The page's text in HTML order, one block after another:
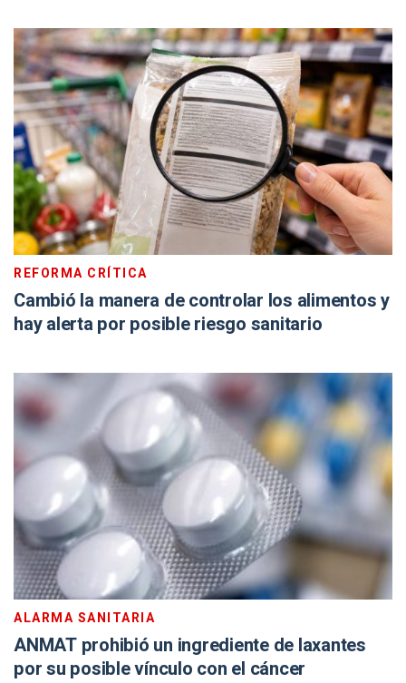
REFORMA CRÍTICA
Cambió la manera de controlar los alimentos y
hay alerta por posible riesgo sanitario
ALARMA SANITARIA
ANMAT prohibió un ingrediente de laxantes
por su posible vínculo con el cáncer